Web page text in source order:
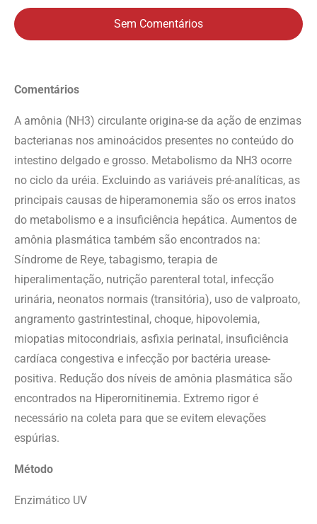
Sem Comentários
Comentários
A amônia (NH3) circulante origina-se da ação de enzimas
bacterianas nos aminoácidos presentes no conteúdo do
intestino delgado e grosso. Metabolismo da NH3 ocorre
no ciclo da uréia. Excluindo as variáveis pré-analíticas, as
principais causas de hiperamonemia são os erros inatos
do metabolismo e a insuficiência hepática. Aumentos de
amônia plasmática também são encontrados na:
Síndrome de Reye, tabagismo, terapia de
hiperalimentação, nutrição parenteral total, infecção
urinária, neonatos normais (transitória), uso de valproato,
angramento gastrintestinal, choque, hipovolemia,
miopatias mitocondriais, asfixia perinatal, insuficiência
cardíaca congestiva e infecção por bactéria urease-
positiva. Redução dos níveis de amônia plasmática são
encontrados na Hiperornitinemia. Extremo rigor é
necessário na coleta para que se evitem elevações
espúrias.
Método
Enzimático UV